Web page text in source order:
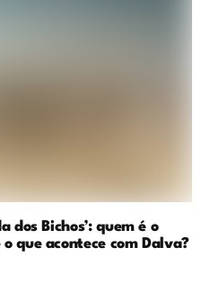
dos Bichos’: quem é o
que acontece com Dalva?